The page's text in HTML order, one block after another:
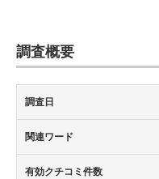
調査概要
調査日
関連ワード
有効クチコミ件数